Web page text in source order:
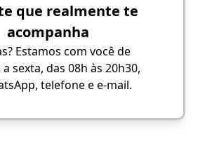
que realmente te
acompanha
Estamos com você de
sexta, das 08h às 20h30,
telefone e e-mail.